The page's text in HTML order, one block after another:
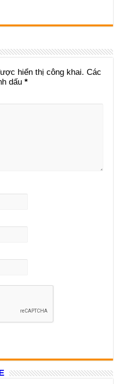
hiển thị công khai. Các
dấu*